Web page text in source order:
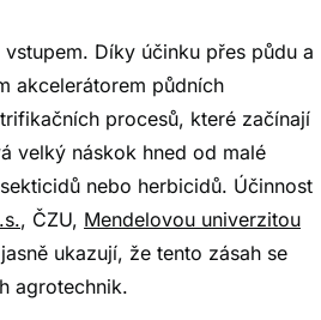
Díky účinku přes půdu a
akcelerátorem půdních
procesů, které začínají
velký náskok hned od malé
nebo herbicidů. Účinnost
, ČZU, Mendelovou univerzitou
ukazují, že tento zásah se
agrotechnik.